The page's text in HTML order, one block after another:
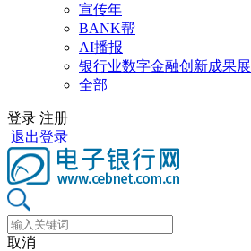
宣传年
BANK帮
AI播报
银行业数字金融创新成果展
全部
登录 注册
退出登录
取消